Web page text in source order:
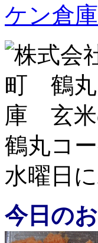
ケン倉
鶴丸コ
水曜日
今日の